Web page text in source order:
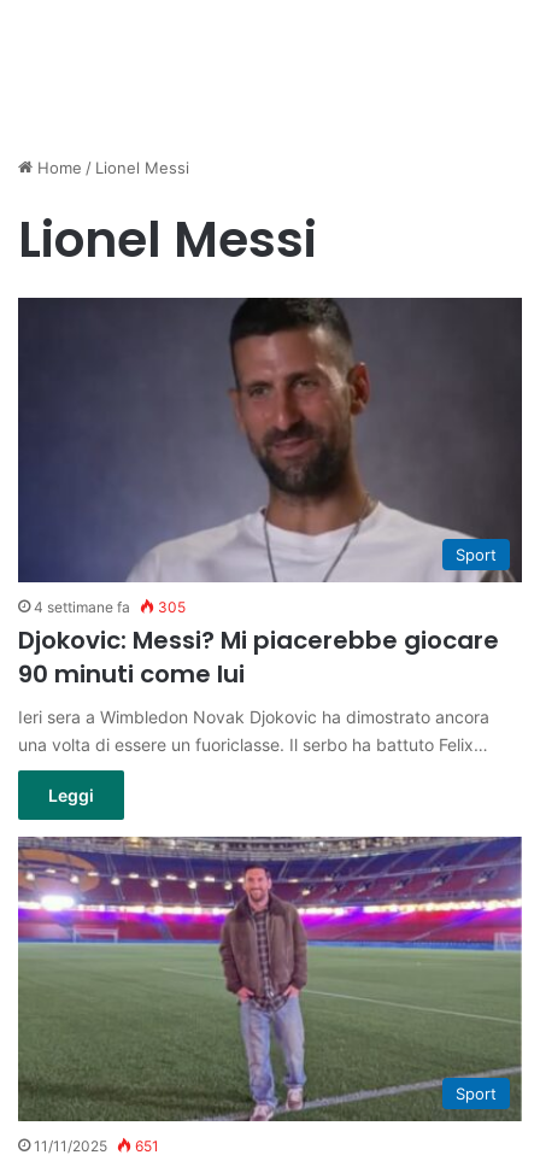
Home / Lionel Messi
Lionel Messi
Sport
4 settimane fa 305
Djokovic: Messi? Mi piacerebbe giocare
90 minuti come lui
Ieri sera a Wimbledon Novak Djokovic ha dimostrato ancora
una volta di essere un fuoriclasse. Il serbo ha battuto Felix…
Leggi
Sport
11/11/2025 651